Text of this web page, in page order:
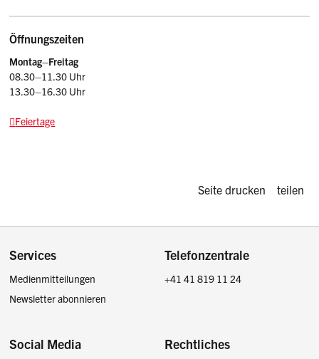
Öffnungszeiten
Montag–Freitag
08.30–11.30 Uhr
13.30–16.30 Uhr
Feiertage
Diese Seite
Seite drucken teilen
Footer
Services
Medienmitteilungen
Newsletter abonnieren
Telefonzentrale
+41 41 819 11 24
Social Media Rechtliches